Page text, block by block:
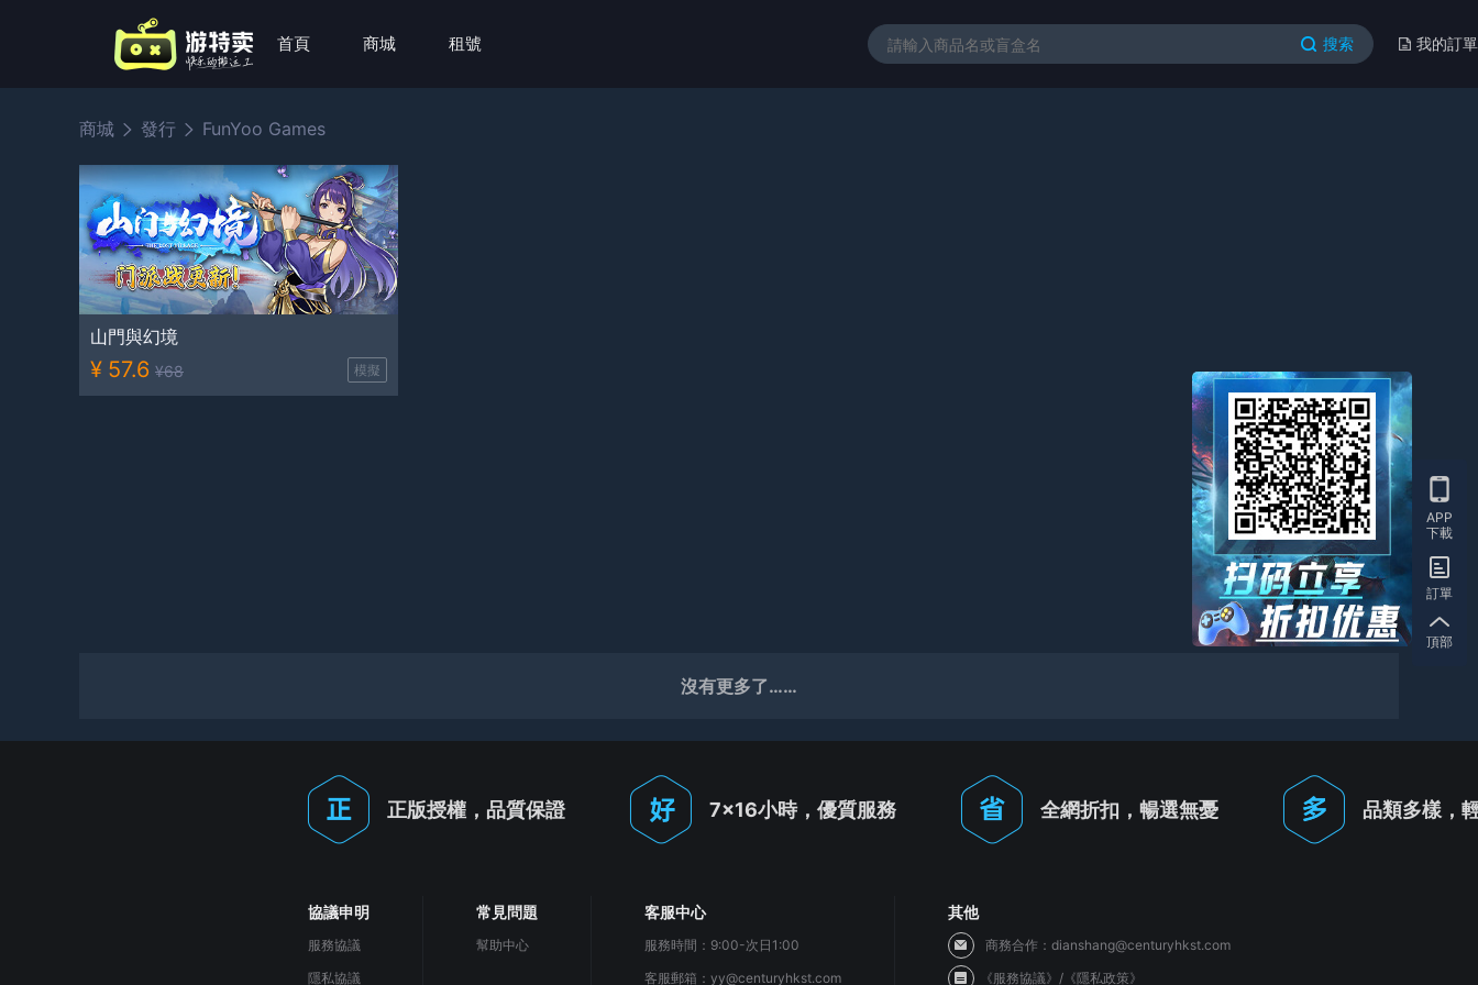
首頁 商城 租號 搜索 我的訂單
商城 發行 FunYoo Games
山門與幻境
¥ 57.6 ¥68 模擬
沒有更多了……
正版授權，品質保證 7x16小時，優質服務 全網折扣，暢選無憂 品類多樣，
協議申明
服務協議
隱私協議
常見問題
幫助中心
客服中心
服務時間：9:00-次日1:00
客服郵箱： yy@centuryhkst.com
其他
商務合作： dianshang@centuryhkst.com
《服務協議》 / 《隱私政策》
APP
下載
訂單
頂部